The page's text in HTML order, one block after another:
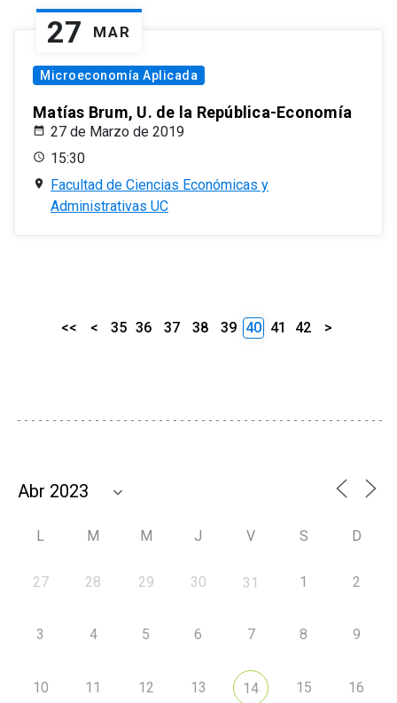
27 MAR
Microeconomía Aplicada
Matías Brum, U. de la República-Economía
27 de Marzo de 2019
15:30
Facultad de Ciencias Económicas y
Administrativas UC
<< < 35 36 37 38 39 40 41 42 >
L M M J V S D
27 28 29 30 31 1 2
3 4 5 6 7 8 9
10 11 12 13 14 15 16